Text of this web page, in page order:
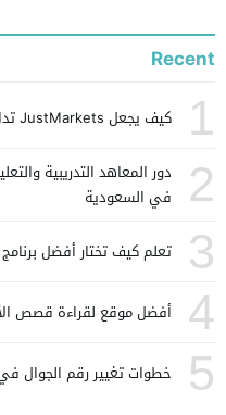
Recent
1 كيف يجعل JustMarkets تداول الفوركس أسهل وأكثر أمانًا
2
دور المعاهد التدريبية
في السعودية
3 تعلم كيف تختار أفضل برنامج
4 أفضل موقع لقراءة قصص
5 خطوات تغيير رقم الجوال